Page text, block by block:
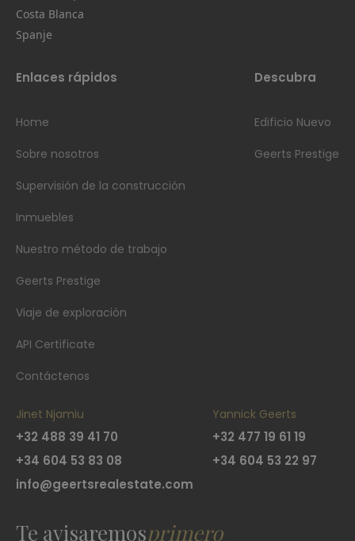
Costa Blanca
Spanje
Enlaces rápidos
Home
Sobre nosotros
Supervisión de la construcción
Inmuebles
Nuestro método de trabajo
Geerts Prestige
Viaje de exploración
API Certificate
Contáctenos
Descubra
Edificio Nuevo
Geerts Prestige
Jinet Njamiu
+32 488 39 41 70
+34 604 53 83 08
info@geertsrealestate.com
Yannick Geerts
+32 477 19 61 19
+34 604 53 22 97
Te avisaremosprimero